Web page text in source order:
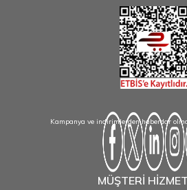
Kampanya ve indirimlerden haberdar
MÜŞTERİ